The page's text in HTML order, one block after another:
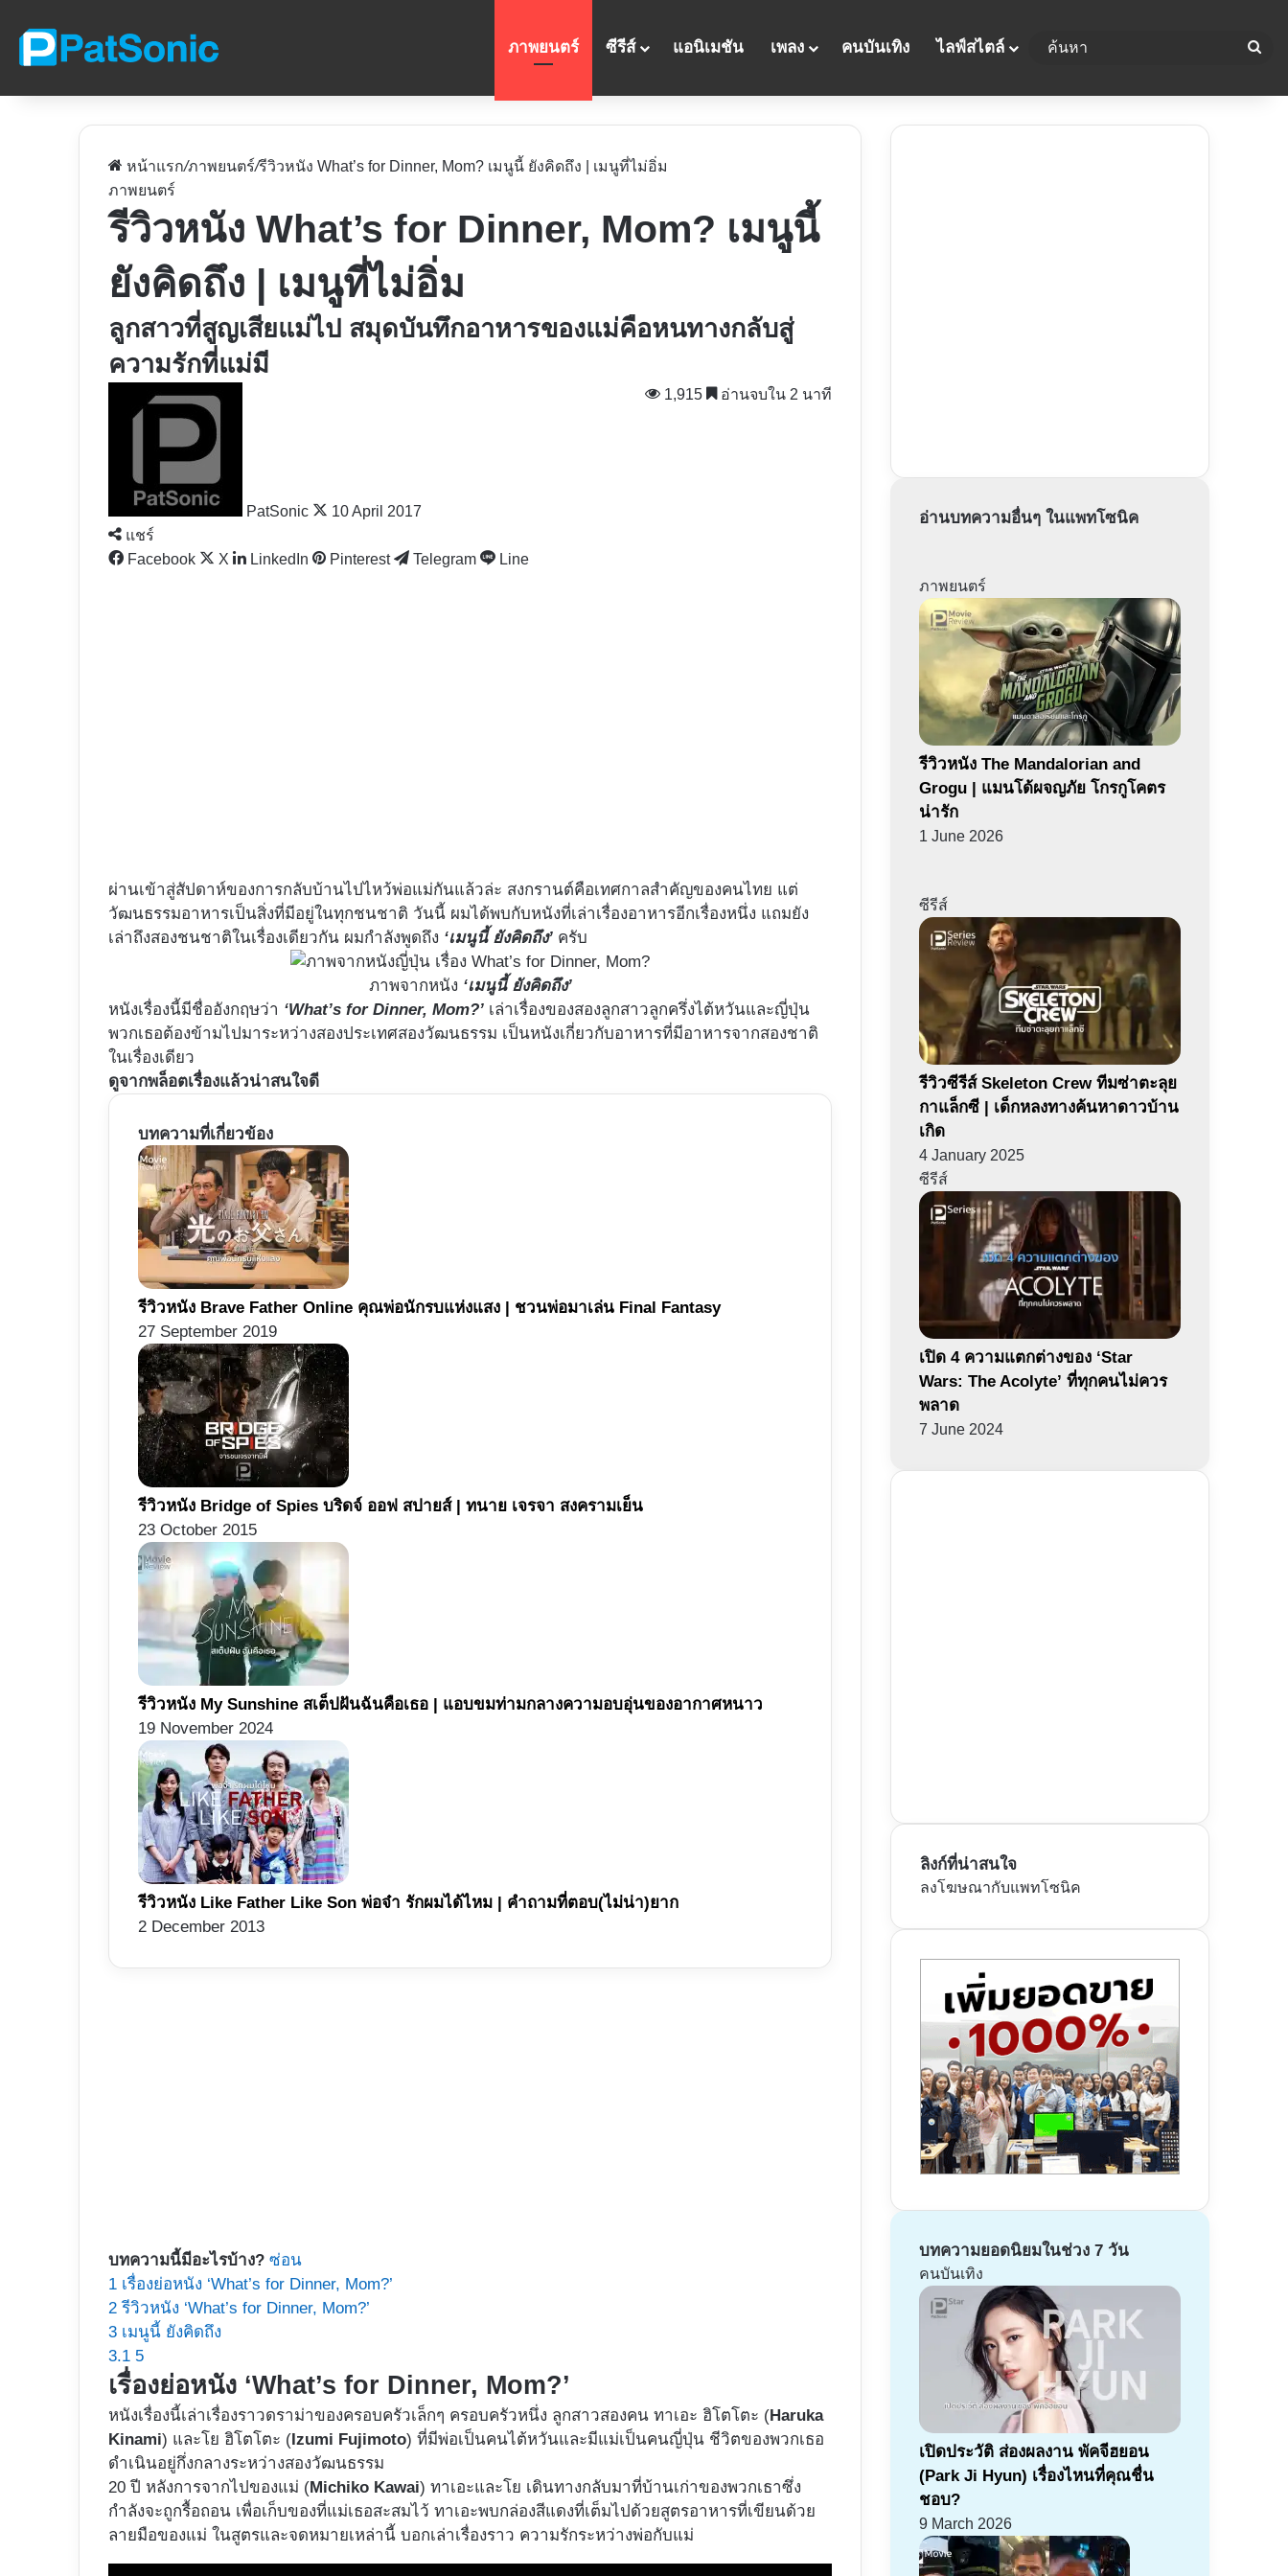
ภาพยนตร์ ซีรีส์ แอนิเมชัน เพลง คนบันเทิง ไลฟ์สไตล์
หน้าแรก/ภาพยนตร์/รีวิวหนัง What’s for Dinner, Mom? เมนูนี้ ยังคิดถึง | เมนูที่ไม่อิ่ม
ภาพยนตร์
รีวิวหนัง What’s for Dinner, Mom? เมนูนี้
ยังคิดถึง | เมนูที่ไม่อิ่ม
ลูกสาวที่สูญเสียแม่ไป สมุดบันทึกอาหารของแม่คือหนทางกลับสู่
ความรักที่แม่มี
PatSonic 10 April 2017
1,915 อ่านจบใน 2 นาที
แชร์
Facebook
X LinkedIn Pinterest Telegram Line
ผ่านเข้าสู่สัปดาห์ของการกลับบ้านไปไหว้พ่อแม่กันแล้วล่ะ สงกรานต์คือเทศกาลสำคัญของคนไทย แต่
วัฒนธรรมอาหารเป็นสิ่งที่มีอยู่ในทุกชนชาติ วันนี้ ผมได้พบกับหนังที่เล่าเรื่องอาหารอีกเรื่องหนึ่ง แถมยัง
เล่าถึงสองชนชาติในเรื่องเดียวกัน ผมกำลังพูดถึง ‘เมนูนี้ ยังคิดถึง’ ครับ
ภาพจากหนัง ‘เมนูนี้ ยังคิดถึง’
หนังเรื่องนี้มีชื่ออังกฤษว่า ‘What’s for Dinner, Mom?’ เล่าเรื่องของสองลูกสาวลูกครึ่งไต้หวันและญี่ปุ่น
พวกเธอต้องข้ามไปมาระหว่างสองประเทศสองวัฒนธรรม เป็นหนังเกี่ยวกับอาหารที่มีอาหารจากสองชาติ
ในเรื่องเดียว
ดูจากพล็อตเรื่องแล้วน่าสนใจดี
บทความที่เกี่ยวข้อง
รีวิวหนัง Brave Father Online คุณพ่อนักรบแห่งแสง | ชวนพ่อมาเล่น Final Fantasy
27 September 2019
รีวิวหนัง Bridge of Spies บริดจ์ ออฟ สปายส์ | ทนาย เจรจา สงครามเย็น
23 October 2015
รีวิวหนัง My Sunshine สเต็ปฝันฉันคือเธอ | แอบขมท่ามกลางความอบอุ่นของอากาศหนาว
19 November 2024
รีวิวหนัง Like Father Like Son พ่อจ๋า รักผมได้ไหม | คำถามที่ตอบ(ไม่น่า)ยาก
2 December 2013
บทความนี้มีอะไรบ้าง? ซ่อน
1 เรื่องย่อหนัง ‘What’s for Dinner, Mom?’
2 รีวิวหนัง ‘What’s for Dinner, Mom?’
3 เมนูนี้ ยังคิดถึง
3.1 5
เรื่องย่อหนัง ‘What’s for Dinner, Mom?’
หนังเรื่องนี้เล่าเรื่องราวดราม่าของครอบครัวเล็กๆ ครอบครัวหนึ่ง ลูกสาวสองคน ทาเอะ ฮิโตโตะ (Haruka
Kinami) และโย ฮิโตโตะ (Izumi Fujimoto) ที่มีพ่อเป็นคนไต้หวันและมีแม่เป็นคนญี่ปุ่น ชีวิตของพวกเธอ
ดำเนินอยู่กึ่งกลางระหว่างสองวัฒนธรรม
20 ปี หลังการจากไปของแม่ (Michiko Kawai) ทาเอะและโย เดินทางกลับมาที่บ้านเก่าของพวกเธาซึ่ง
กำลังจะถูกรื้อถอน เพื่อเก็บของที่แม่เธอสะสมไว้ ทาเอะพบกล่องสีแดงที่เต็มไปด้วยสูตรอาหารที่เขียนด้วย
ลายมือของแม่ ในสูตรและจดหมายเหล่านี้ บอกเล่าเรื่องราว ความรักระหว่างพ่อกับแม่
อ่านบทความอื่นๆ ในแพทโซนิค
ภาพยนตร์
รีวิวหนัง The Mandalorian and
Grogu | แมนโด้ผจญภัย โกรกูโคตร
น่ารัก
1 June 2026
ซีรีส์
รีวิวซีรีส์ Skeleton Crew ทีมซ่าตะลุย
กาแล็กซี | เด็กหลงทางค้นหาดาวบ้าน
เกิด
4 January 2025
ซีรีส์
เปิด 4 ความแตกต่างของ ‘Star
Wars: The Acolyte’ ที่ทุกคนไม่ควร
พลาด
7 June 2024
ลิงก์ที่น่าสนใจ
ลงโฆษณากับแพทโซนิค
บทความยอดนิยมในช่วง 7 วัน
คนบันเทิง
เปิดประวัติ ส่องผลงาน พัคจีฮยอน
(Park Ji Hyun) เรื่องไหนที่คุณชื่น
ชอบ?
9 March 2026